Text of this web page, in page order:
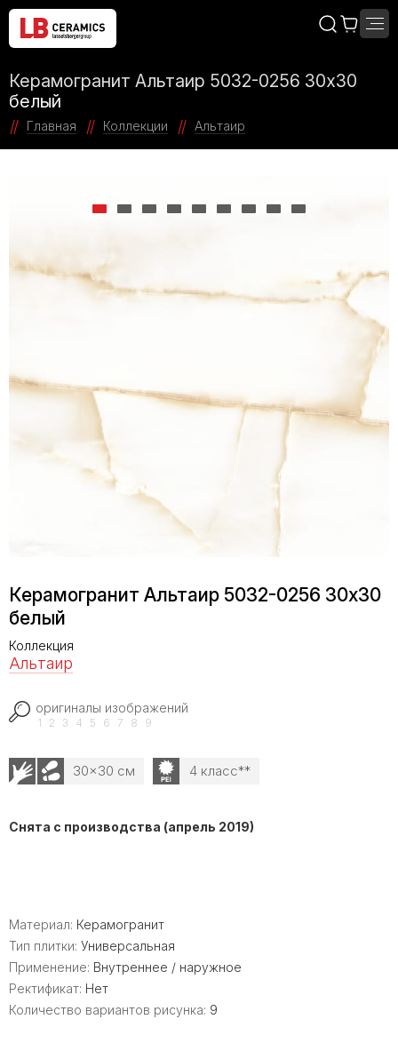
Керамогранит Альтаир 5032-0256 30х30
белый
Главная Коллекции Альтаир
Керамогранит Альтаир 5032-0256 30х30
белый
Коллекция
Альтаир
оригиналы изображений
1 2 3 4 5 6 7 8 9
30x30 см 4 класс**
Снята с производства (апрель 2019)
Материал: Керамогранит
Тип плитки: Универсальная
Применение: Внутреннее / наружное
Ректификат: Нет
Количество вариантов рисунка: 9